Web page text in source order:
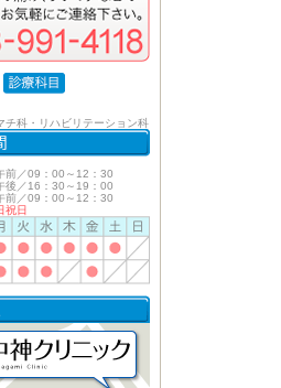
チ科・リハビリテーション科
／09：00～12：30
30～19：00
前／09：00～12：30
日